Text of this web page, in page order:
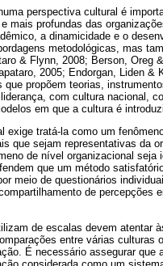
perspectiva cultural é
mais profundas das
a dinamicidade e o
metodológicas, mas
& Flynn, 2008; Berson, Oreg
2005; Endorgan, Liden
propõem teorias,
com cultura nacional,
em que a cultura é
exige tratá-la como um
que sejam representativas da
de nível organizacional
que um método
meio de questionários
de percepções
de escalas devem atentar
entre várias
É necessário assegurar